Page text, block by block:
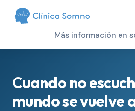
Más información en
Cuando no
mundo se vuelve